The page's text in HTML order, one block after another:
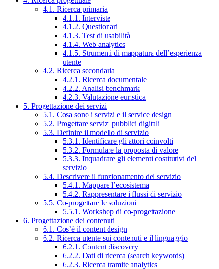
4.1. Ricerca primaria
4.1.1. Interviste
4.1.2. Questionari
4.1.3. Test di usabilità
4.1.4. Web analytics
4.1.5. Strumenti di mappatura dell’esperienza
utente
4.2. Ricerca secondaria
4.2.1. Ricerca documentale
4.2.2. Analisi benchmark
4.2.3. Valutazione euristica
5. Progettazione dei servizi
5.1. Cosa sono i servizi e il service design
5.2. Progettare servizi pubblici digitali
5.3. Definire il modello di servizio
5.3.1. Identificare gli attori coinvolti
5.3.2. Formulare la proposta di valore
5.3.3. Inquadrare gli elementi costitutivi del
servizio
5.4. Descrivere il funzionamento del servizio
5.4.1. Mappare l’ecosistema
5.4.2. Rappresentare i flussi di servizio
5.5. Co-progettare le soluzioni
5.5.1. Workshop di co-progettazione
6. Progettazione dei contenuti
6.1. Cos’è il content design
6.2. Ricerca utente sui contenuti e il linguaggio
6.2.1. Content discovery
6.2.2. Dati di ricerca (search keywords)
6.2.3. Ricerca tramite analytics